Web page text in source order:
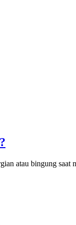
atau bingung